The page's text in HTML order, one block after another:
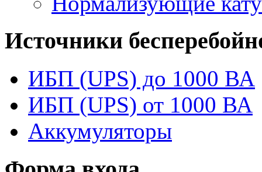
Источники
ИБП (UPS) до 1000 ВА
ИБП (UPS) от 1000 ВА
Аккумуляторы